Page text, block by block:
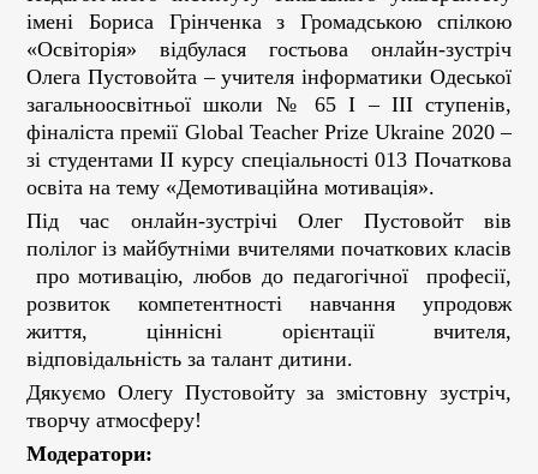
імені Бориса Грінченка з Громадською спілкою
«Освіторія» відбулася гостьова онлайн-зустріч
Олега Пустовойта – учителя інформатики Одеської
загальноосвітньої школи № 65 І – ІІІ ступенів,
фіналіста премії Global Teacher Prize Ukraine 2020 –
зі студентами ІІ курсу спеціальності 013 Початкова
освіта на тему «Демотиваційна мотивація».
Під час онлайн-зустрічі Олег Пустовойт вів
полілог із майбутніми вчителями початкових класів
про мотивацію, любов до педагогічної професії,
розвиток компетентності навчання упродовж
життя, ціннісні орієнтації вчителя,
відповідальність за талант дитини.
Дякуємо Олегу Пустовойту за змістовну зустріч,
творчу атмосферу!
Модератори: